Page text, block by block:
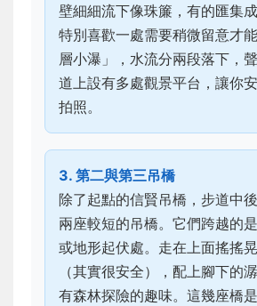
壁細細流下像珠簾，有的匯集
特別喜歡一處需要稍微留意才
層小瀑」，水流分兩段落下，
道上設有多處觀景平台，讓你
拍照。
3. 第二與第三吊橋
除了起點的信賢吊橋，步道中
兩座較短的吊橋。它們跨越的
或地形起伏處。走在上面搖搖
（其實很安全），配上腳下的
有森林探險的趣味。這幾座橋